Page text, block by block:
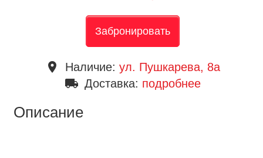
Забронировать
place Наличие: ул. Пушкарева, 8a
local_shipping Доставка: подробнее
Описание